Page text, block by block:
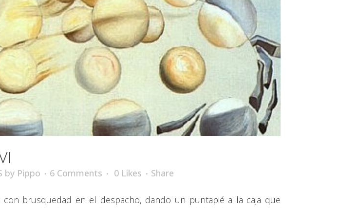
by Pippo 6 Comments 0 Likes Share
brusquedad en el despacho, dando un puntapié a la caja que